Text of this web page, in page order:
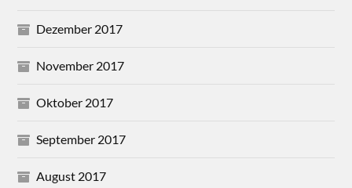
Dezember 2017
November 2017
Oktober 2017
September 2017
August 2017